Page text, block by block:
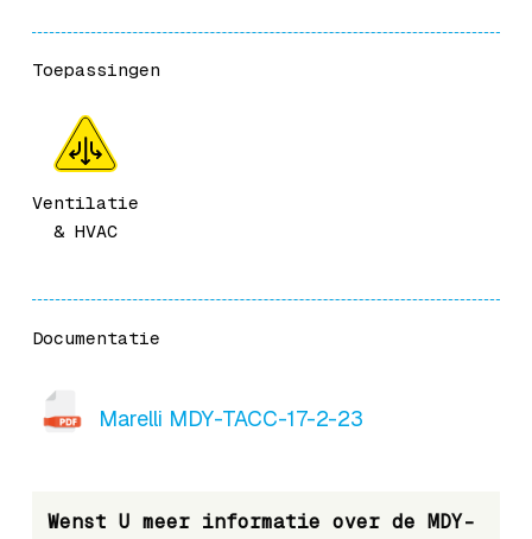
Toepassingen
Ventilatie
& HVAC
Documentatie
Marelli MDY-TACC-17-2-23
Wenst U meer informatie over de MDY-